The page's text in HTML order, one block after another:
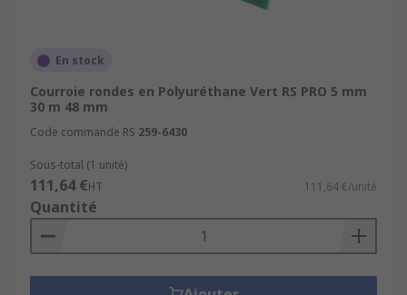
En stock
Courroie rondes en Polyuréthane Vert RS PRO 5 mm
30 m 48 mm
Code commande RS 259-6430
Sous-total (1 unité)
111,64 €HT 111,64 €/unité
Quantité